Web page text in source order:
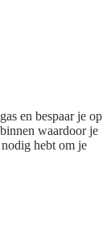
en bespaar je op
waardoor je
nodig hebt om je